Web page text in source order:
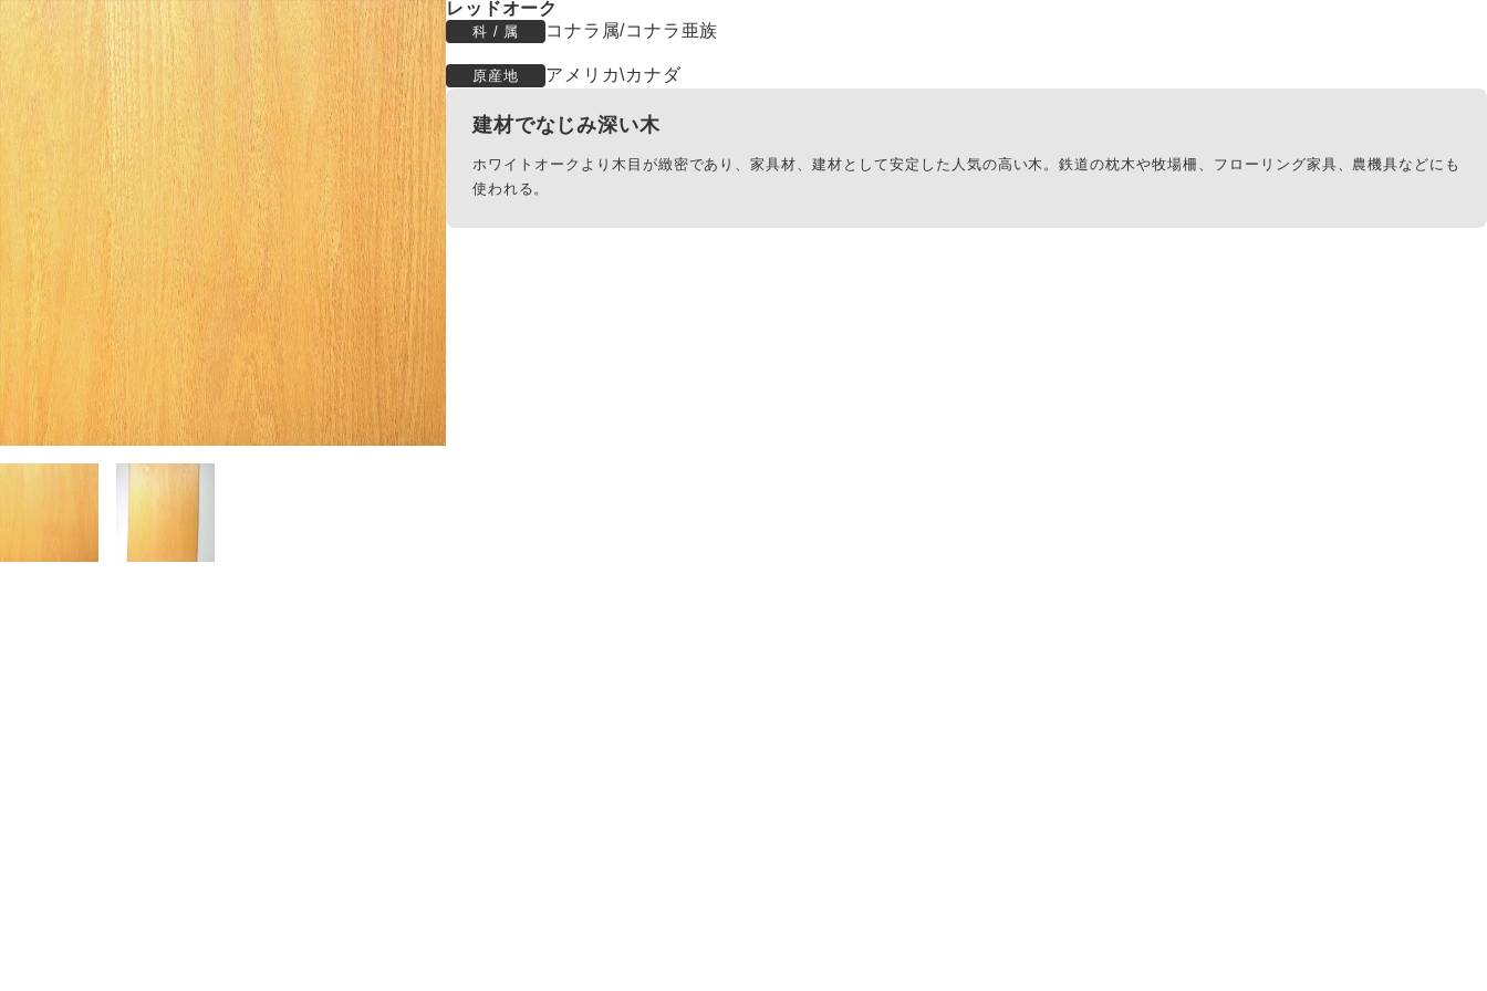
レッドオーク
科 / 属 コナラ属/コナラ亜族
原産地 アメリカ\カナダ
建材でなじみ深い木
ホワイトオークより木目が緻密であり、家具材、建材として安定した人気の高い木。鉄道の枕木や牧場柵、フローリング家具、農機具などにも
使われる。